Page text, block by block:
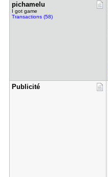
pichamelu
I got game
Transactions (58)
Publicité